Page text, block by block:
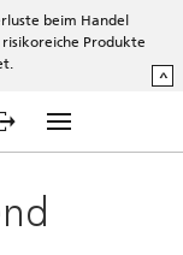
beim Handel
Produkte
^